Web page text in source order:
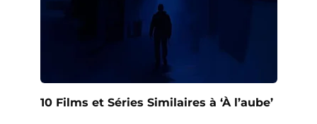
10 Films et Séries Similaires à ‘À l’aube’